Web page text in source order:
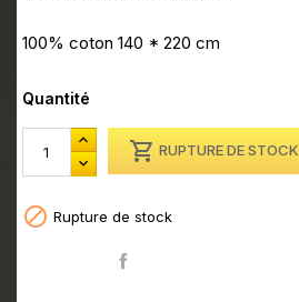
100% coton 140 * 220 cm
Quantité
 RUPTURE DE STOCK
 Rupture de stock